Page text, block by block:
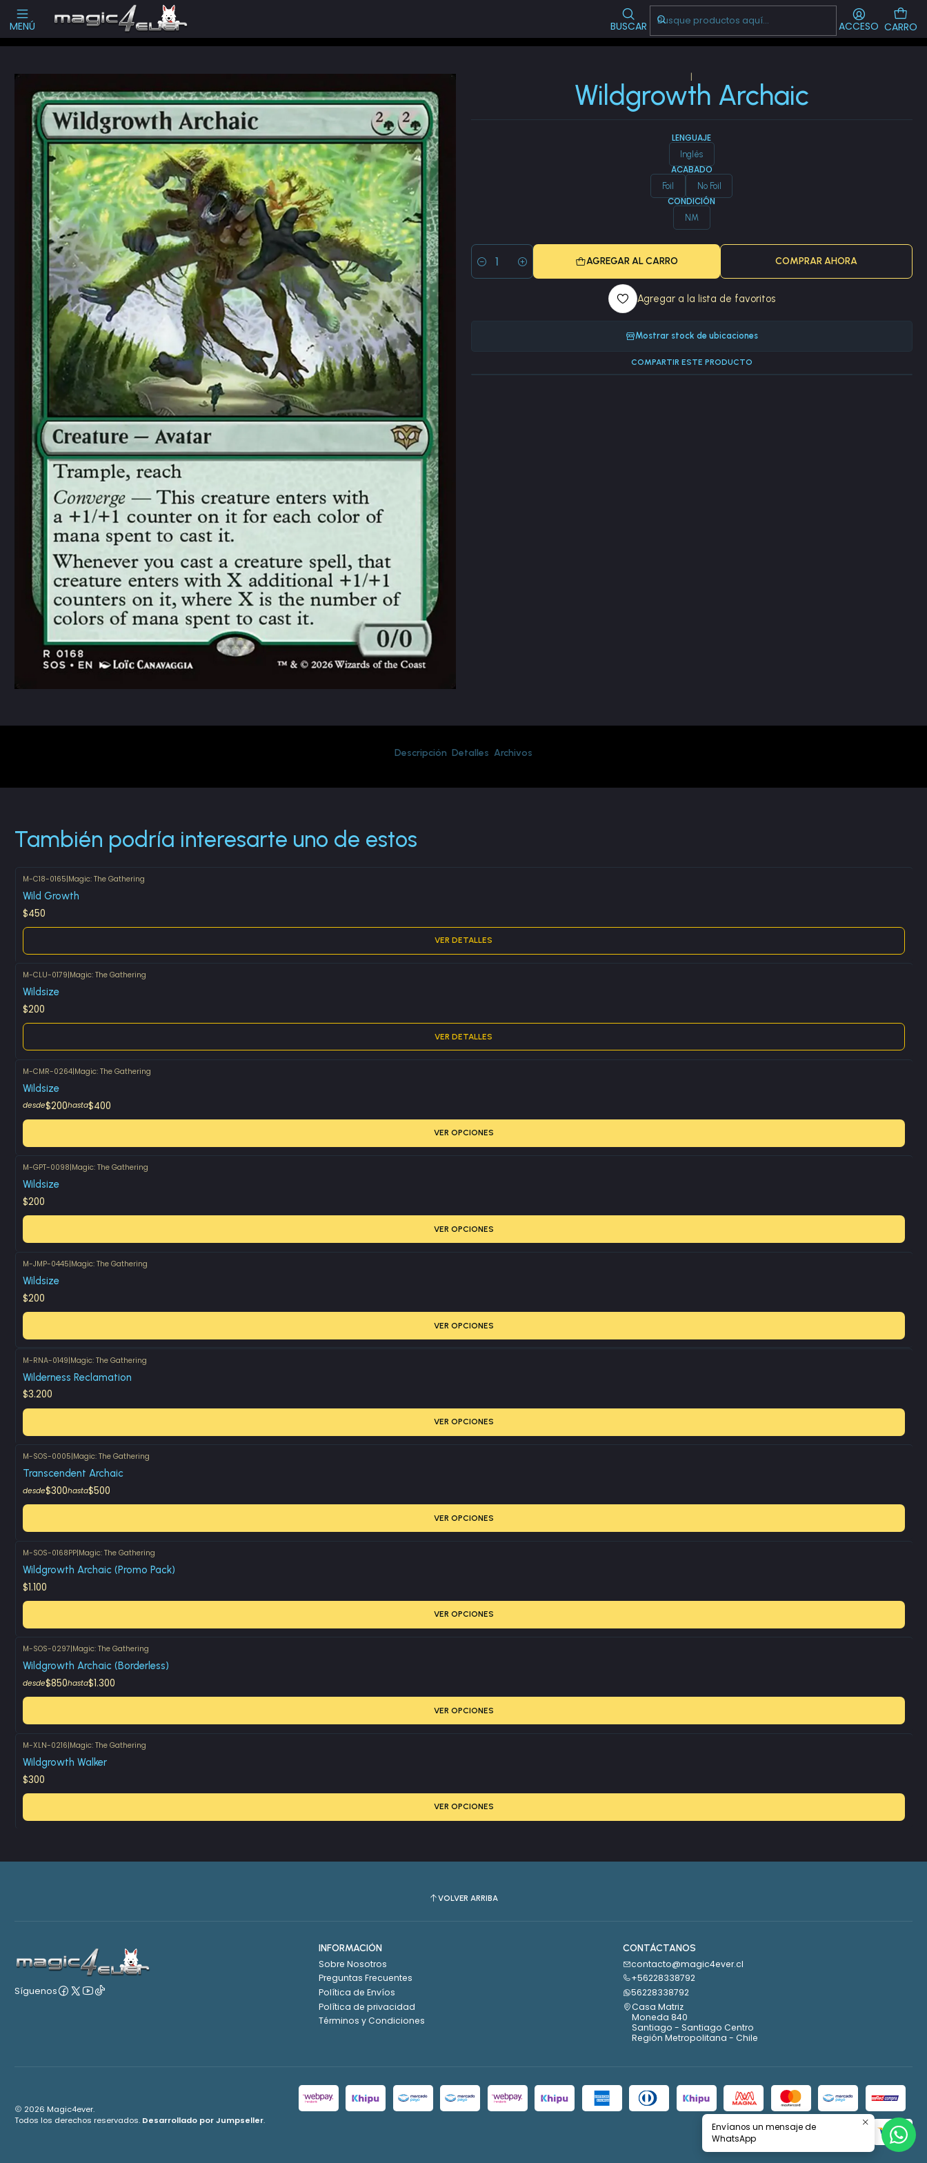
MENÚ BUSCAR ACCESO CARRO
Visítanos!--> CL
Inicio Cartas Sueltas Magic Standard
|
Wildgrowth Archaic
LENGUAJE
Inglés
ACABADO
Foil No Foil
CONDICIÓN
NM
Cantidad
AGREGAR AL CARRO COMPRAR AHORA
Agregar a la lista de favoritos
Mostrar stock de ubicaciones
COMPARTIR ESTE PRODUCTO
Descripción Detalles Archivos
También podría interesarte uno de estos
Agotado
M-C18-0165|Magic: The Gathering
Wild Growth
$450
VER DETALLES
Agotado
M-CLU-0179|Magic: The Gathering
Wildsize
$200
VER DETALLES
M-CMR-0264|Magic: The Gathering
Wildsize
desde$200hasta$400
VER OPCIONES
M-GPT-0098|Magic: The Gathering
Wildsize
$200
VER OPCIONES
M-JMP-0445|Magic: The Gathering
Wildsize
$200
VER OPCIONES
M-RNA-0149|Magic: The Gathering
Wilderness Reclamation
$3.200
VER OPCIONES
M-SOS-0005|Magic: The Gathering
Transcendent Archaic
desde$300hasta$500
VER OPCIONES
M-SOS-0168PP|Magic: The Gathering
Wildgrowth Archaic (Promo Pack)
$1.100
VER OPCIONES
M-SOS-0297|Magic: The Gathering
Wildgrowth Archaic (Borderless)
desde$850hasta$1.300
VER OPCIONES
M-XLN-0216|Magic: The Gathering
Wildgrowth Walker
$300
VER OPCIONES
VOLVER ARRIBA
Síguenos
INFORMACIÓN
Sobre Nosotros
Preguntas Frecuentes
Política de Envíos
Política de privacidad
Términos y Condiciones
CONTÁCTANOS
contacto@magic4ever.cl
+56228338792
56228338792
Casa Matriz
Moneda 840
Santiago - Santiago Centro
Región Metropolitana - Chile
2026 Magic4ever.
Todos los derechos reservados. Desarrollado por Jumpseller.
Envíanos un mensaje de
WhatsApp